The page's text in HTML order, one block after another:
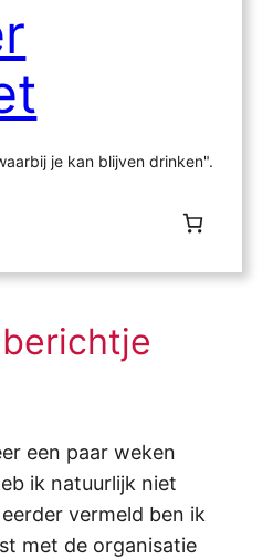
je kan blijven drinken".
een paar weken
ik natuurlijk niet
vermeld ben ik
met de organisatie